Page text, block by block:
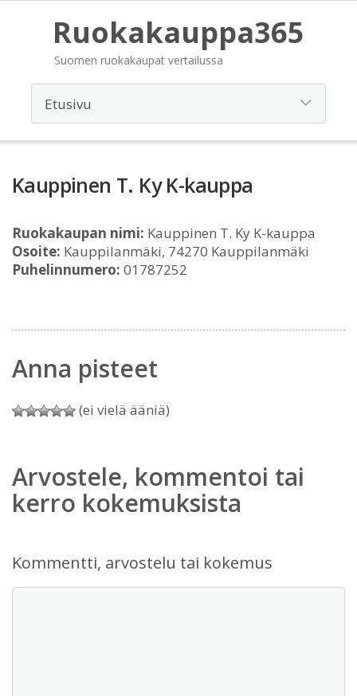
Ruokakauppa365
Suomen ruokakaupat vertailussa
Kauppinen T. Ky K-kauppa
Ruokakaupan nimi: Kauppinen T. Ky K-kauppa
Osoite: Kauppilanmäki, 74270 Kauppilanmäki
Puhelinnumero: 01787252
Anna pisteet
(ei vielä ääniä)
Arvostele, kommentoi tai
kerro kokemuksista
Kommentti, arvostelu tai kokemus